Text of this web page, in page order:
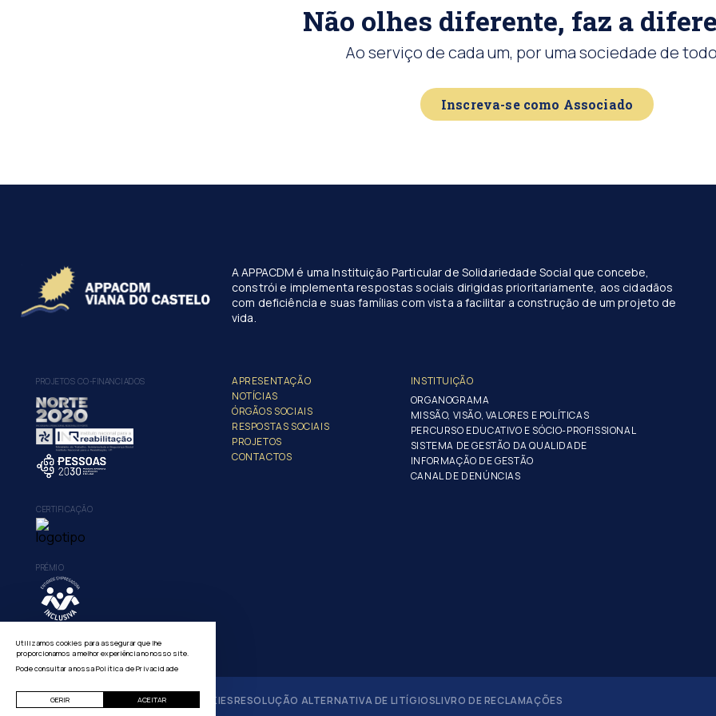
Não olhes diferente, faz a
Ao serviço de cada um, por uma sociedade de
Inscreva-se como Associado
A APPACDM é uma Instituição Particular de Solidariedade Social que concebe,
constrói e implementa respostas sociais dirigidas prioritariamente, aos cidadãos
com deficiência e suas famílias com vista a facilitar a construção de um projeto de
vida.
PROJETOS CO-FINANCIADOS
CERTIFICAÇÃO
PRÉMIO
APRESENTAÇÃO
NOTÍCIAS
ÓRGÃOS SOCIAIS
RESPOSTAS SOCIAIS
PROJETOS
CONTACTOS
INSTITUIÇÃO
ORGANOGRAMA
MISSÃO, VISÃO, VALORES E POLÍTICAS
PERCURSO EDUCATIVO E SÓCIO-PROFISSIONAL
SISTEMA DE GESTÃO DA QUALIDADE
INFORMAÇÃO DE GESTÃO
CANAL DE DENÚNCIAS
POLÍTICA DE PRIVACIDADEGERIR COOKIESRESOLUÇÃO ALTERNATIVA DE LITÍGIOSLIVRO DE RECLAMAÇÕES
Utilizamos cookies para assegurar que lhe
proporcionamos a melhor experiência no nosso site.
Pode consultar a nossaPolítica de Privacidade
GERIR ACEITAR